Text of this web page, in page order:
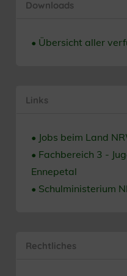
Downloads
• Übersicht aller
Links
• Jobs beim Land
• Fachbereich 3 -
Ennepetal
• Schulministerium
Rechtliches